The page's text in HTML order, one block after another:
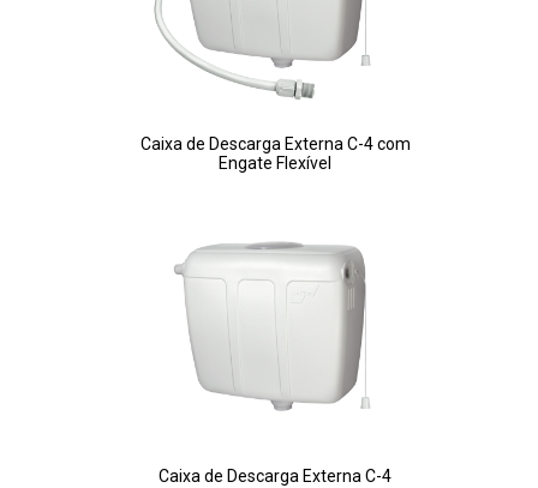
Caixa de Descarga Externa C-4 com
Engate Flexível
Caixa de Descarga Externa C-4